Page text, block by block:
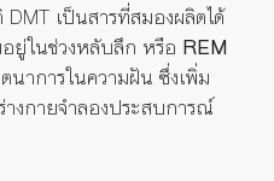
เป็นสารที่สมองผลิตได้
ยู่ในช่วงหลับลึก หรือ REM
นาการในความฝัน ซึ่งเพิ่ม
งกายจำลองประสบการณ์